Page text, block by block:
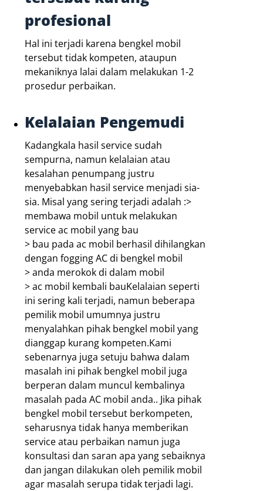
profesional
Hal ini terjadi karena bengkel mobil
tersebut tidak kompeten, ataupun
mekaniknya lalai dalam melakukan 1-2
prosedur perbaikan.
Kelalaian Pengemudi
Kadangkala hasil service sudah
sempurna, namun kelalaian atau
kesalahan penumpang justru
menyebabkan hasil service menjadi sia-
sia. Misal yang sering terjadi adalah :>
membawa mobil untuk melakukan
service ac mobil yang bau
> bau pada ac mobil berhasil dihilangkan
dengan fogging AC di bengkel mobil
> anda merokok di dalam mobil
> ac mobil kembali bauKelalaian seperti
ini sering kali terjadi, namun beberapa
pemilik mobil umumnya justru
menyalahkan pihak bengkel mobil yang
dianggap kurang kompeten.Kami
sebenarnya juga setuju bahwa dalam
masalah ini pihak bengkel mobil juga
berperan dalam muncul kembalinya
masalah pada AC mobil anda.. Jika pihak
bengkel mobil tersebut berkompeten,
seharusnya tidak hanya memberikan
service atau perbaikan namun juga
konsultasi dan saran apa yang sebaiknya
dan jangan dilakukan oleh pemilik mobil
agar masalah serupa tidak terjadi lagi.